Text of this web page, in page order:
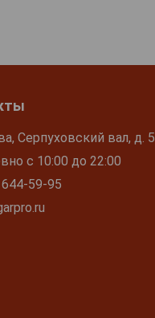
Серпуховский вал, д. 5
с 10:00 до 22:00
59-95